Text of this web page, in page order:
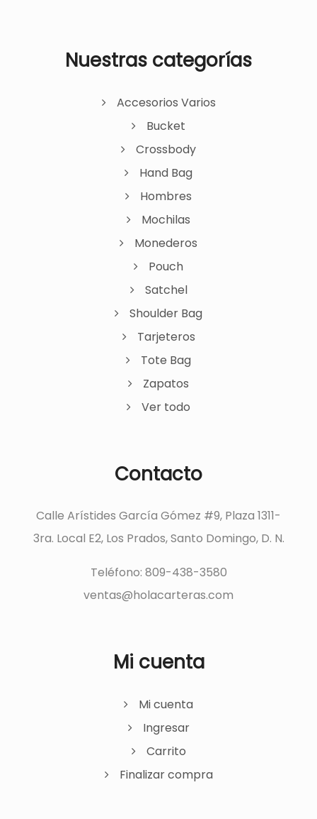
Nuestras categorías
Accesorios Varios
Bucket
Crossbody
Hand Bag
Hombres
Mochilas
Monederos
Pouch
Satchel
Shoulder Bag
Tarjeteros
Tote Bag
Zapatos
Ver todo
Contacto
Calle Arístides García Gómez #9, Plaza 1311-
3ra. Local E2, Los Prados, Santo Domingo, D. N.
Teléfono: 809-438-3580
ventas@holacarteras.com
Mi cuenta
Mi cuenta
Ingresar
Carrito
Finalizar compra